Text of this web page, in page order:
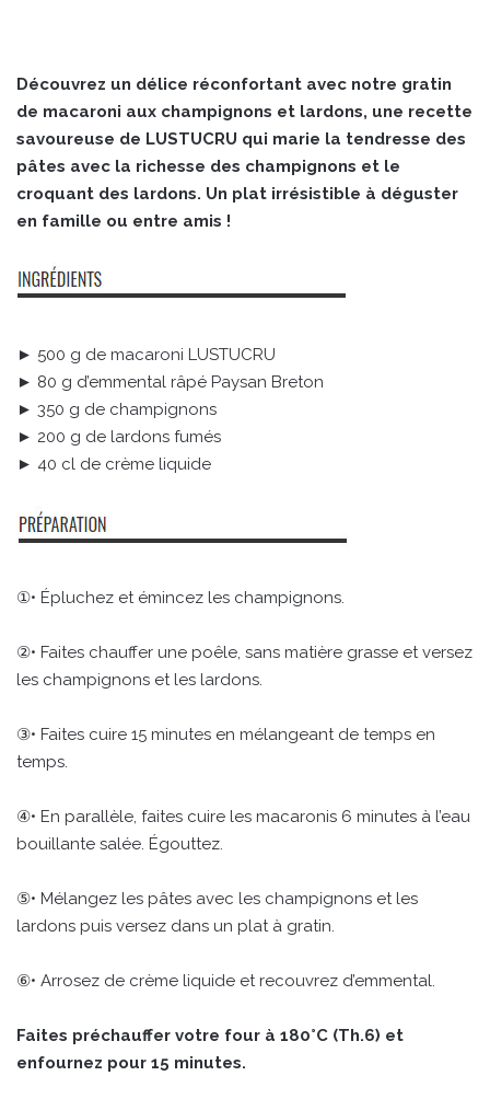
Découvrez un délice réconfortant avec notre gratin
de macaroni aux champignons et lardons, une recette
savoureuse de LUSTUCRU qui marie la tendresse des
pâtes avec la richesse des champignons et le
croquant des lardons. Un plat irrésistible à déguster
en famille ou entre amis !
► 500 g de macaroni LUSTUCRU
► 80 g d’emmental râpé Paysan Breton
► 350 g de champignons
► 200 g de lardons fumés
► 40 cl de crème liquide
①• Épluchez et émincez les champignons.
②• Faites chauffer une poêle, sans matière grasse et versez
les champignons et les lardons.
③• Faites cuire 15 minutes en mélangeant de temps en
temps.
④• En parallèle, faites cuire les macaronis 6 minutes à l’eau
bouillante salée. Égouttez.
⑤• Mélangez les pâtes avec les champignons et les
lardons puis versez dans un plat à gratin.
⑥• Arrosez de crème liquide et recouvrez d’emmental.
Faites préchauffer votre four à 180°C (Th.6) et
enfournez pour 15 minutes.